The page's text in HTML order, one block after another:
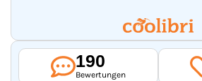
190
Bewertungen